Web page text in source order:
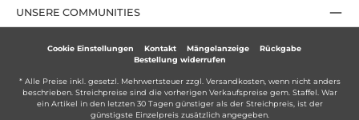
UNSERE COMMUNITIES
Cookie Einstellungen Kontakt Mängelanzeige
Rückgabe
Bestellung widerrufen
* Alle Preise inkl. gesetzl. Mehrwertsteuer zzgl. Versandkosten, wenn nicht anders
beschrieben. Streichpreise sind die vorherigen Verkaufspreise gem. Staffel. War
ein Artikel in den letzten 30 Tagen günstiger als der Streichpreis, ist der
günstigste Einzelpreis zusätzlich angegeben.